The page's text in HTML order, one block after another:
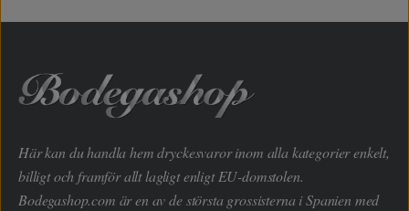
Här kan du handla hem dryckesvaror inom alla kategorier enkelt,
billigt och framför allt lagligt enligt EU-domstolen.
Bodegashop.com är en av de största grossisterna i Spanien med